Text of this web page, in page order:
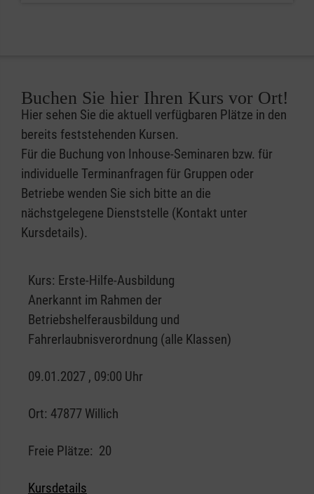
Buchen Sie hier Ihren Kurs vor Ort!
Hier sehen Sie die aktuell verfügbaren Plätze in den
bereits feststehenden Kursen.
Für die Buchung von Inhouse-Seminaren bzw. für
individuelle Terminanfragen für Gruppen oder
Betriebe wenden Sie sich bitte an die
nächstgelegene Dienststelle (Kontakt unter
Kursdetails).
Kurs: Erste-Hilfe-Ausbildung
Anerkannt im Rahmen der
Betriebshelferausbildung und
Fahrerlaubnisverordnung (alle Klassen)
09.01.2027 , 09:00 Uhr
Ort: 47877 Willich
Freie Plätze: 20
Kursdetails